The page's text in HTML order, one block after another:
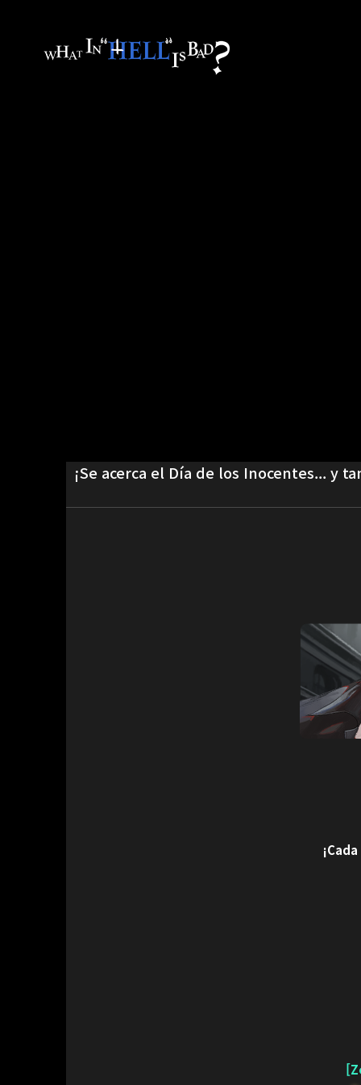
¡Se acerca el Día de los Inocentes... y